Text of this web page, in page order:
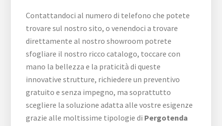
Contattandoci al numero di telefono che potete
trovare sul nostro sito, o venendoci a trovare
direttamente al nostro showroom potrete
sfogliare il nostro ricco catalogo, toccare con
mano la bellezza e la praticità di queste
innovative strutture, richiedere un preventivo
gratuito e senza impegno, ma soprattutto
scegliere la soluzione adatta alle vostre esigenze
grazie alle moltissime tipologie di Pergotenda